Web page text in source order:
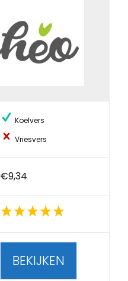
Koelvers
Vriesvers
€9,34
BEKIJKEN